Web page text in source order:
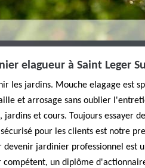
elagueur à Saint Leger
les jardins. Mouche elagage est
et arrosage sans oublier
et cours. Toujours essayer
pour les clients est notre
devenir jardinier professionnel est
compétent, un diplôme